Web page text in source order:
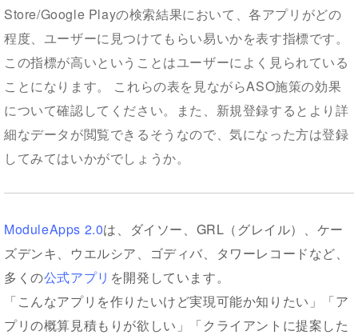
Store/Google Playの検索結果において、各アプリがどの
程度、ユーザーに見つけてもらい易いかを表す指標です。
この指標が高いということはユーザーによく見られている
ことになります。 これらの表を見ながらASO施策の効果
について確認してください。また、新規登録するとより詳
細なデータが閲覧できるそうなので、気になった方は登録
してみてはいかがでしょうか。
ModuleApps 2.0は、ダイソー、GRL（グレイル）、ケー
ズデンキ、ウエルシア、ゴディバ、タワーレコードなど、
多くの公式アプリ を開発しています。
「こんなアプリを作りたいけど実現可能か知りたい」「ア
プリの概算見積もりが欲しい」「クライアントに提案した